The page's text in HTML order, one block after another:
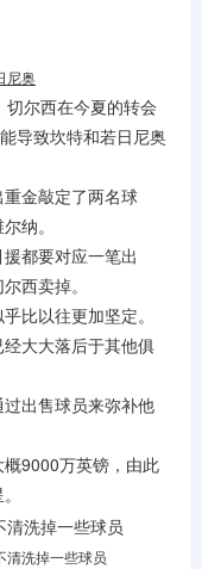
尼奥
尔西在今夏的转会
导致坎特和若日尼奥
金敲定了两名球
纳。
都要对应一笔出
西卖掉。
比以往更加坚定。
大大落后于其他俱
出售球员来弥补他
9000万英镑，由此
清洗掉一些球员